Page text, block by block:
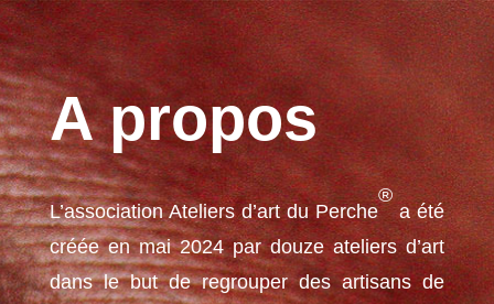
A propos
L’association Ateliers d’art du Perche
®
a été
créée en mai 2024 par douze ateliers d’art
dans le but de regrouper des artisans de